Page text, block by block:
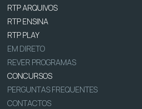
RTP ARQUIVOS
RTP ENSINA
RTP PLAY
EM DIRETO
REVER PROGRAMAS
CONCURSOS
PERGUNTAS FREQUENTES
CONTACTOS